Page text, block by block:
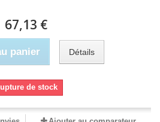
67,13 €
panier Détails
de stock